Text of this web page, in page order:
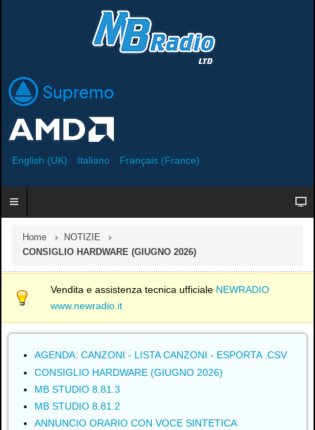
English (UK) Italiano Français (France)
Home
NOTIZIE
CONSIGLIO HARDWARE (GIUGNO 2026)
Vendita e assistenza tecnica ufficiale NEWRADIO
www.newradio.it
AGENDA: CANZONI - LISTA CANZONI - ESPORTA .CSV
CONSIGLIO HARDWARE (GIUGNO 2026)
MB STUDIO 8.81.3
MB STUDIO 8.81.2
ANNUNCIO ORARIO CON VOCE SINTETICA